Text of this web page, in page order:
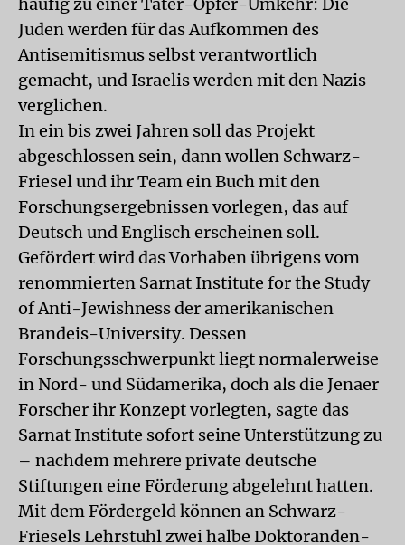
Juden werden für das Aufkommen des
Antisemitismus selbst verantwortlich
gemacht, und Israelis werden mit den Nazis
verglichen.
In ein bis zwei Jahren soll das Projekt
abgeschlossen sein, dann wollen Schwarz-
Friesel und ihr Team ein Buch mit den
Forschungsergebnissen vorlegen, das auf
Deutsch und Englisch erscheinen soll.
Gefördert wird das Vorhaben übrigens vom
renommierten Sarnat Institute for the Study
of Anti-Jewishness der amerikanischen
Brandeis-University. Dessen
Forschungsschwerpunkt liegt normalerweise
in Nord- und Südamerika, doch als die Jenaer
Forscher ihr Konzept vorlegten, sagte das
Sarnat Institute sofort seine Unterstützung zu
– nachdem mehrere private deutsche
Stiftungen eine Förderung abgelehnt hatten.
Mit dem Fördergeld können an Schwarz-
Friesels Lehrstuhl zwei halbe Doktoranden-